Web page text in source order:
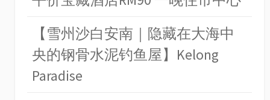
【雪州沙白安南｜隐藏在大海中
央的钢骨水泥钓鱼屋】Kelong
Paradise